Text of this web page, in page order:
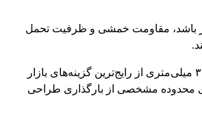
باشد، مقاومت خمشی و ظرفیت تحمل
پروفیل‌های ۲، ۲.۵ و ۳ میلی‌متری از رایج‌ترین گزینه‌های بازار
محدوده مشخصی از بارگذاری طراحی